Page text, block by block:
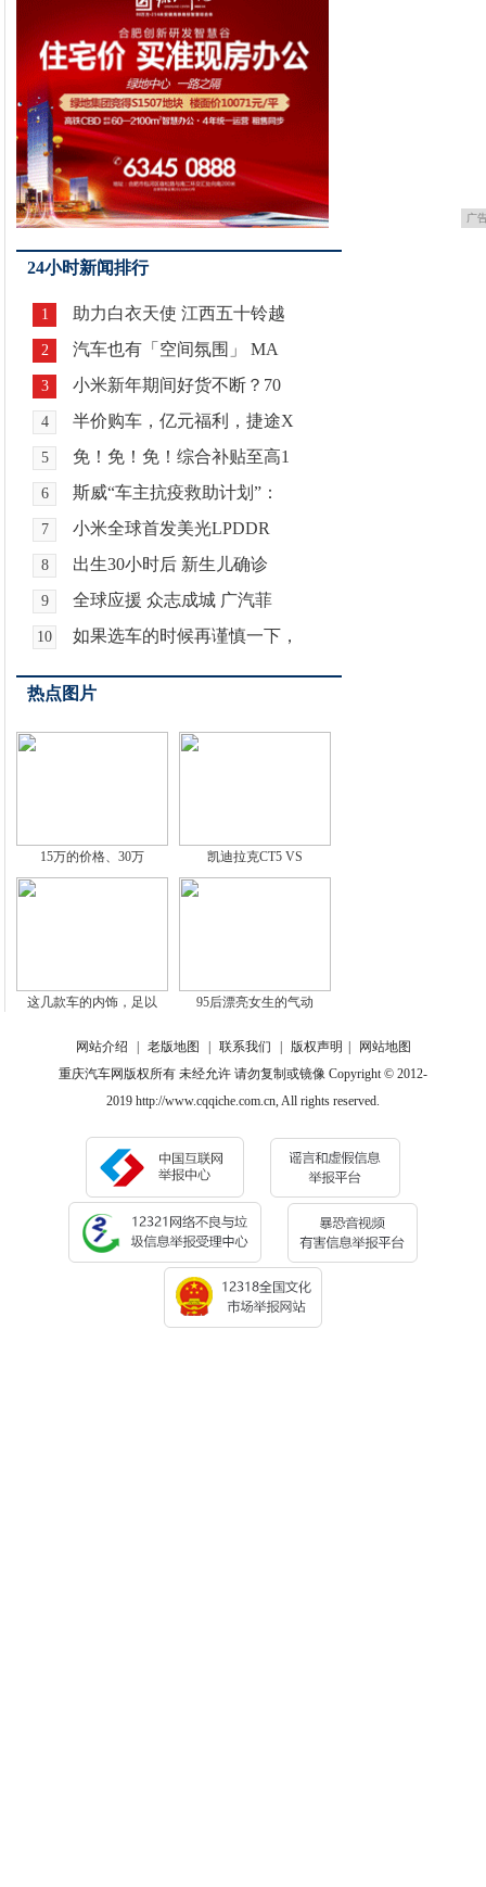
广
24小时新闻排行
1 助力白衣天使 江西五十铃越
2 汽车也有「空间氛围」 MA
3 小米新年期间好货不断？70
4 半价购车，亿元福利，捷途X
5 免！免！免！综合补贴至高1
6 斯威“车主抗疫救助计划”：
7 小米全球首发美光LPDDR
8 出生30小时后 新生儿确诊
9 全球应援 众志成城 广汽菲
10 如果选车的时候再谨慎一下，
热点图片
15万的价格、30万 凯迪拉克CT5 VS
这几款车的内饰，足以 95后漂亮女生的气动
网站介绍 老版地图 联系我们 版权声明
网站地图
重庆汽车网版权所有 未经允许 请勿复制或镜像 Copyright © 2012-
2019 http://www.cqqiche.com.cn, All rights reserved.